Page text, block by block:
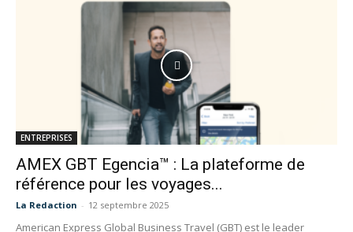
ENTREPRISES
AMEX GBT Egencia™ : La plateforme de
référence pour les voyages...
La Redaction - 12 septembre 2025
American Express Global Business Travel (GBT) est le leader